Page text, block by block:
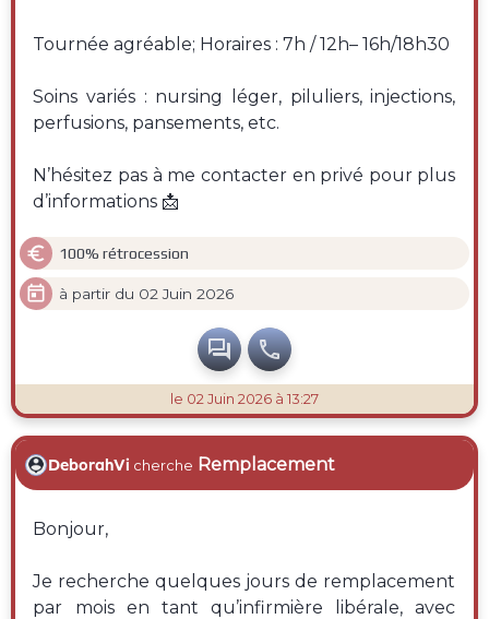
Tournée agréable; Horaires : 7h / 12h– 16h/18h30
Soins variés : nursing léger, piluliers, injections,
perfusions, pansements, etc.
N’hésitez pas à me contacter en privé pour plus
d’informations 📩
 100% rétrocession
 à partir du 02 Juin 2026
 
le 02 Juin 2026 à 13:27
DeborahVi cherche Remplacement
Bonjour,
Je recherche quelques jours de remplacement
par mois en tant qu’infirmière libérale, avec